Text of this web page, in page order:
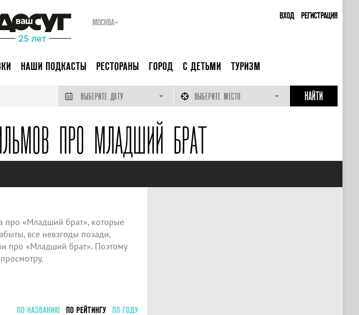
ВХОД РЕГИСТРАЦИЯ
МОСКВА
НАШИ ПОДКАСТЫ РЕСТОРАНЫ ГОРОД С ДЕТЬМИ ТУРИЗМ
ВЫБЕРИТЕ ДАТУ ВЫБЕРИТЕ МЕСТО
ПРО МЛАДШИЙ БРАТ
«Младший брат», которые
все невзгоды позади,
про «Младший брат». Поэтому
ПО НАЗВАНИЮ ПО РЕЙТИНГУ ПО ГОДУ